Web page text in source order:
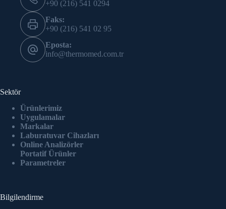
+90 (216) 541 0294
Faks:
+90 (216) 541 02 95
Eposta:
info@thermomed.com.tr
Sektör
Ürünlerimiz
Uygulamalar
Markalar
Laburatuvar Cihazları
Online Analizörler
Portatif Ürünler
Parametreler
Bilgilendirme